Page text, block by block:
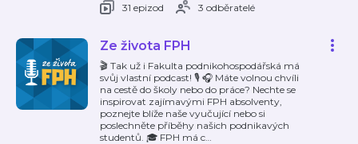
31 epizod
3 odběratelé
Ze života FPH
🎬 Tak už i Fakulta podnikohospodářská má
svůj vlastní podcast! 🎙 🎧 Máte volnou chvíli
na cestě do školy nebo do práce? Nechte se
inspirovat zajímavými FPH absolventy,
poznejte blíže naše vyučující nebo si
poslechněte příběhy našich podnikavých
studentů. 🎓 FPH má c…